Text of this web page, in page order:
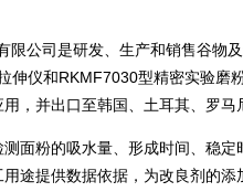
公司是研发、生产和销售谷物
伸仪和RKMF7030型精密实验磨
，并出口至韩国、土耳其、罗马
测面粉的吸水量、形成时间、稳
途提供数据依据，为改良剂的添